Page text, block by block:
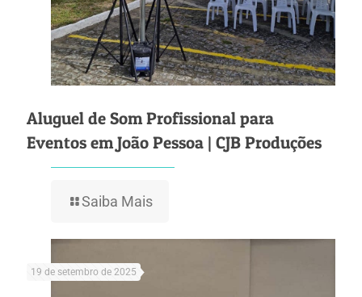
Aluguel de Som Profissional para
Eventos em João Pessoa | CJB Produções
Saiba Mais
19 de setembro de 2025